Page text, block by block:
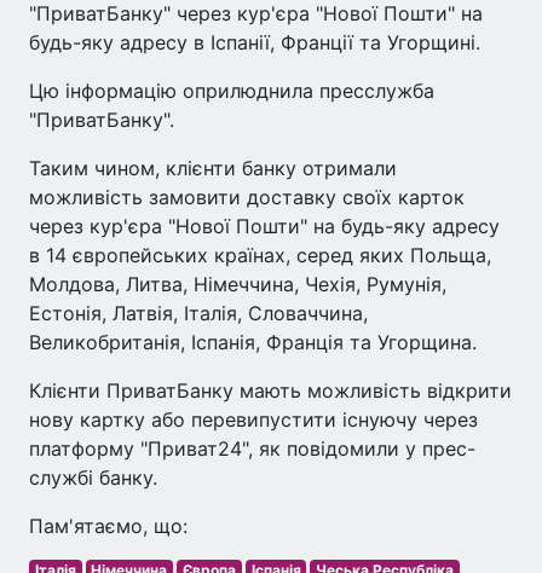
"ПриватБанку" через кур'єра "Нової Пошти" на
будь-яку адресу в Іспанії, Франції та Угорщині.
Цю інформацію оприлюднила пресслужба
"ПриватБанку".
Таким чином, клієнти банку отримали
можливість замовити доставку своїх карток
через кур'єра "Нової Пошти" на будь-яку адресу
в 14 європейських країнах, серед яких Польща,
Молдова, Литва, Німеччина, Чехія, Румунія,
Естонія, Латвія, Італія, Словаччина,
Великобританія, Іспанія, Франція та Угорщина.
Клієнти ПриватБанку мають можливість відкрити
нову картку або перевипустити існуючу через
платформу "Приват24", як повідомили у прес-
службі банку.
Пам'ятаємо, що: